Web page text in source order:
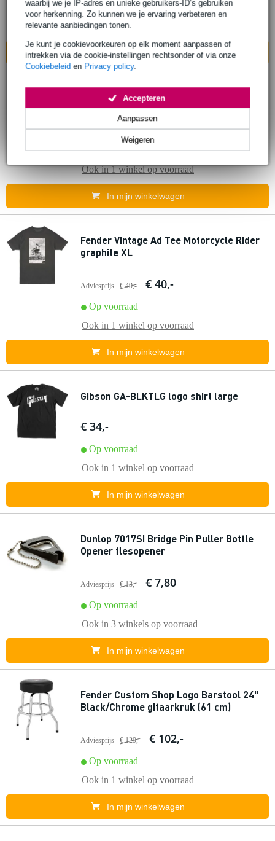
waarbij we je IP-adres en unieke gebruikers-ID’s gebruiken
voor herkenning. Zo kunnen we je ervaring verbeteren en
relevante aanbiedingen tonen.
Je kunt je cookievoorkeuren op elk moment aanpassen of
intrekken via de cookie-instellingen rechtsonder of via onze
Cookiebeleid en Privacy policy.
Weigeren
Aanpassen
Accepteren
Op voorraad
Ook in1 winkel
In mijn winkelwagen
Fender Logo Stompsock White sokken
Adviesprijs € 20,70 € 20,50
Op voorraad
Ook in1 winkelop voorraad
In mijn winkelwagen
Fender Vintage Ad Tee Motorcycle Rider
graphite XL
Adviesprijs € 49,- € 40,-
Op voorraad
Ook in 1 winkel op voorraad
In mijn winkelwagen
Gibson GA-BLKTLG logo shirt large
€ 34,-
Op voorraad
Ook in 1 winkel op voorraad
In mijn winkelwagen
Dunlop 7017SI Bridge Pin Puller Bottle
Opener flesopener
Adviesprijs € 13,- € 7,80
Op voorraad
Ook in 3 winkels op voorraad
In mijn winkelwagen
Fender Custom Shop Logo Barstool 24"
Black/Chrome gitaarkruk (61 cm)
Adviesprijs € 129,- € 102,-
Op voorraad
Ook in 1 winkel op voorraad
In mijn winkelwagen